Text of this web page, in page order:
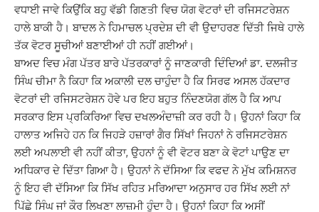
ਵਧਾਈ ਜਾਵੇ ਕਿਉਂਕਿ ਬਹੁ ਵੱਡੀ ਗਿਣਤੀ ਵਿਚ ਯੋਗ ਵੋਟਰਾਂ ਦੀ ਰਜਿਸਟਰੇਸ਼ਨ
ਹਾਲੇ ਬਾਕੀ ਹੈ। ਬਾਦਲ ਨੇ ਹਿਮਾਚਲ ਪ੍ਰਦੇਸ਼ ਦੀ ਵੀ ਉਦਾਹਰਣ ਦਿੱਤੀ ਜਿਥੇ ਹਾਲੇ
ਤੱਕ ਵੋਟਰ ਸੂਚੀਆਂ ਬਣਾਈਆਂ ਹੀ ਨਹੀਂ ਗਈਆਂ।
ਬਾਅਦ ਵਿਚ ਮੰਗ ਪੱਤਰ ਬਾਰੇ ਪੱਤਰਕਾਰਾਂ ਨੂੰ ਜਾਣਕਾਰੀ ਦਿੰਦਿਆਂ ਡਾ. ਦਲਜੀਤ
ਸਿੰਘ ਚੀਮਾ ਨੈ ਕਿਹਾ ਕਿ ਅਕਾਲੀ ਦਲ ਚਾਹੁੰਦਾ ਹੈ ਕਿ ਸਿਰਫ ਅਸਲ ਹੱਕਦਾਰ
ਵੋਟਰਾਂ ਦੀ ਰਜਿਸਟਰੇਸ਼ਨ ਹੋਵੇ ਪਰ ਇਹ ਬਹੁਤ ਨਿੰਦਣਯੋਗ ਗੱਲ ਹੈ ਕਿ ਆਪ
ਸਰਕਾਰ ਇਸ ਪ੍ਰਕਿਰਿਆ ਵਿਚ ਦਖਲਅੰਦਾਜ਼ੀ ਕਰ ਰਹੀ ਹੈ। ਉਹਨਾਂ ਕਿਹਾ ਕਿ
ਹਾਲਾਤ ਅਜਿਹੇ ਹਨ ਕਿ ਜਿਹੜੇ ਹਜ਼ਾਰਾਂ ਗੈਰ ਸਿੱਖਾਂ ਜਿਹਨਾਂ ਨੇ ਰਜਿਸਟਰੇਸ਼ਨ
ਲਈ ਅਪਲਾਈ ਵੀ ਨਹੀਂ ਕੀਤਾ, ਉਹਨਾਂ ਨੂੰ ਵੀ ਵੋਟਰ ਬਣਾ ਕੇ ਵੋਟਾਂ ਪਾਉਣ ਦਾ
ਅਧਿਕਾਰ ਦੇ ਦਿੱਤਾ ਗਿਆ ਹੈ। ਉਹਨਾਂ ਨੇ ਦੱਸਿਆ ਕਿ ਵਫਦ ਨੇ ਮੁੱਖ ਕਮਿਸ਼ਨਰ
ਨੂੰ ਇਹ ਵੀ ਦੱਸਿਆ ਕਿ ਸਿੱਖ ਰਹਿਤ ਮਰਿਆਦਾ ਅਨੁਸਾਰ ਹਰ ਸਿੱਖ ਲਈ ਨਾਂ
ਪਿੱਛੇ ਸਿੰਘ ਜਾਂ ਕੌਰ ਲਿਖਣਾ ਲਾਜ਼ਮੀ ਹੁੰਦਾ ਹੈ। ਉਹਨਾਂ ਕਿਹਾ ਕਿ ਅਸੀਂ